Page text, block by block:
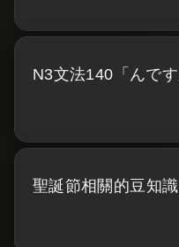
N3文法140「んで
聖誕節相關的豆知